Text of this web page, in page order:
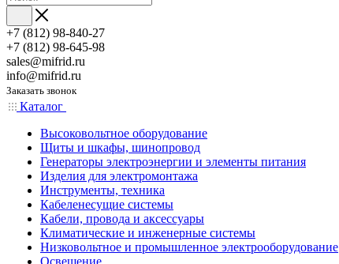
+7 (812) 98-840-27
+7 (812) 98-645-98
sales@mifrid.ru
info@mifrid.ru
Заказать звонок
Каталог
Высоковольтное оборудование
Щиты и шкафы, шинопровод
Генераторы электроэнергии и элементы питания
Изделия для электромонтажа
Инструменты, техника
Кабеленесущие системы
Кабели, провода и аксессуары
Климатические и инженерные системы
Низковольтное и промышленное электрооборудование
Освещение